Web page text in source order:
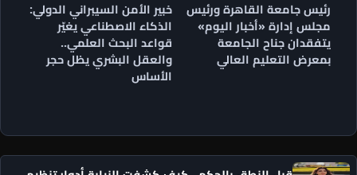
رئيس جامعة القاهرة ورئيس
مجلس إدارة «أخبار اليوم»
يتفقدان جناح الجامعة
بمعرض التعليم العالي
خبير الأمن السيبراني الدولي:
الذكاء الاصطناعي يغيّر
قواعد البحث العلمي..
والعقل البشري يظل حجر
الأساس